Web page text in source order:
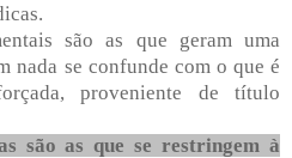
são as que geram uma
nada se confunde com o que é
proveniente de título
são as que se restringem à